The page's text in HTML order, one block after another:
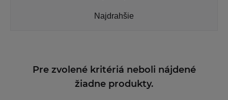
Najdrahšie
Pre zvolené kritériá neboli nájdené
žiadne produkty.